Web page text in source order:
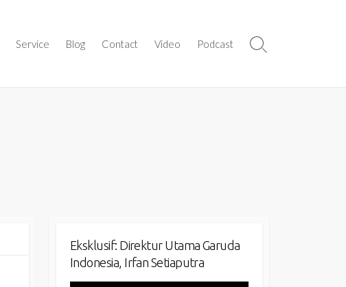
Service Blog Contact Video Podcast
Search
Eksklusif: Direktur Utama Garuda
Indonesia, Irfan Setiaputra